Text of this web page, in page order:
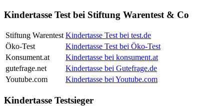
Kindertasse Test bei Stiftung Warentest & Co
Stiftung Warentest Kindertasse Test bei test.de
Öko-Test
Kindertasse Test bei Öko-Test
Konsument.at
Kindertasse bei konsument.at
gutefrage.net
Kindertasse bei Gutefrage.de
Youtube.com
Kindertasse bei Youtube.com
Kindertasse Testsieger